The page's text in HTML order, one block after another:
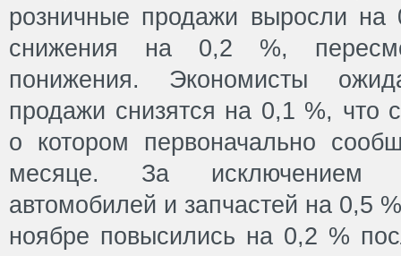
розничные продажи выросли
снижения на 0,2 %,
понижения. Экономисты
продажи снизятся на 0,1 %, что
о котором первоначально
месяце. За исключением
автомобилей и запчастей на 0,5
ноябре повысились на 0,2 %